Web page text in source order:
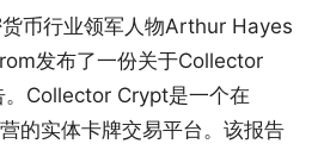
币行业领军人物Arthur Hayes
发布了一份关于Collector
Collector Crypt是一个在
的实体卡牌交易平台。该报告